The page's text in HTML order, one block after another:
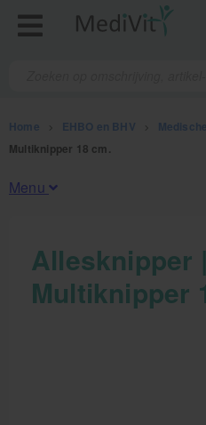
Home EHBO en BHV
Multiknipper 18 cm.
Menu
Fysiotherapieproducten
Verbruiksmaterialen
Allesknipper |
Multiknipper